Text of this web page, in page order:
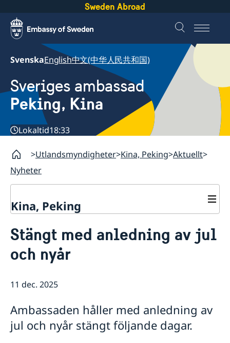
Sweden Abroad
SvenskaEnglish中文(中华人民共和国)
Sveriges ambassad
Peking, Kina
Lokaltid18:33
Utlandsmyndigheter Kina, Peking Aktuellt
Nyheter
Kina, Peking
Om oss
Lediga tjänster
frågor
medarbetare till vårt migrationsteam under
sommarsäsongen 2026
Helgdagar 2026
Så stöttar vi svenska företag
Så kan du få stöd
Kalendarium
Summertime opening hours of migration section
Stängt med anledning av jul
och nyår
11 dec. 2025
Ambassaden håller med anledning av
jul och nyår stängt följande dagar.